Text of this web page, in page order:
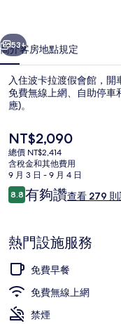
的
相
片
集
個 下一個
53+
簡介客房地點規定
入住波卡拉渡假會館，開
免費無線上網、自助停車
應)。
目
前
的
價
格
是
NT$2,090
總價 NT$2,414
含稅金和其他費用
9 月 3 日 - 9 月 4 日
評
論
8.88.8 分，滿分 10 分，
有夠讚查看 279
熱門設施服務
免費早餐
免費無線上網
禁煙